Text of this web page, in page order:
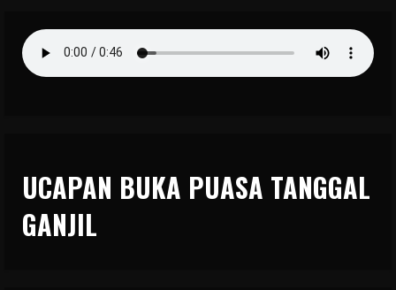
UCAPAN BUKA PUASA TANGGAL
GANJIL